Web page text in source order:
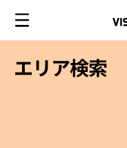
エリア検索